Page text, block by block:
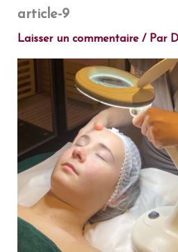
article-9
Laisser un commentaire / Par